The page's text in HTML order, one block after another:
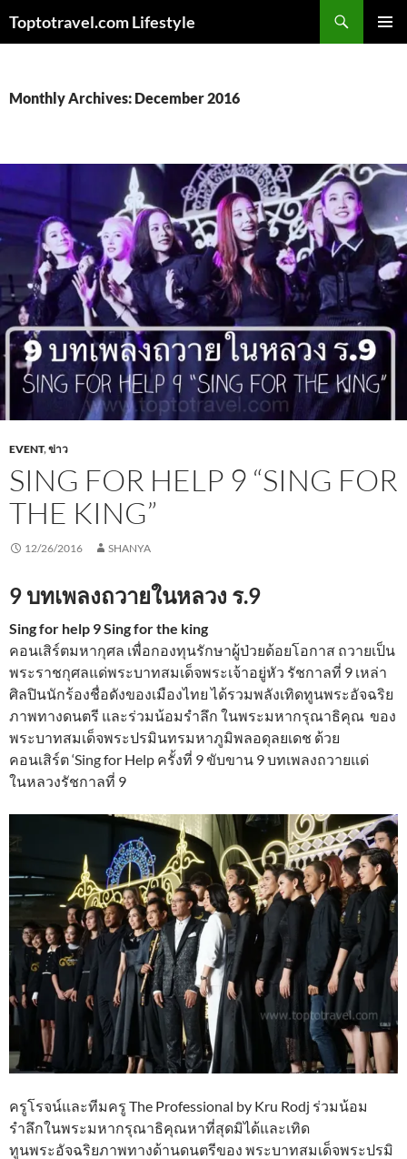
Toptotravel.com Lifestyle
Monthly Archives: December 2016
EVENT,ข่าว
SING FOR HELP 9 “SING FOR
THE KING”
12/26/2016 SHANYA
9 บทเพลงถวายในหลวง ร.9
Sing for help 9 Sing for the king
คอนเสิร์ตมหากุศล เพื่อกองทุนรักษาผู้ป่วยด้อยโอกาส ถวายเป็น
พระราชกุศลแด่พระบาทสมเด็จพระเจ้าอยู่หัว รัชกาลที่ 9 เหล่า
ศิลปินนักร้องชื่อดังของเมืองไทย ได้รวมพลังเทิดทูนพระอัจฉริย
ภาพทางดนตรี และร่วมน้อมรำลึก ในพระมหากรุณาธิคุณ ของ
พระบาทสมเด็จพระปรมินทรมหาภูมิพลอดุลยเดช ด้วย
คอนเสิร์ต ‘Sing for Help ครั้งที่ 9 ขับขาน 9 บทเพลงถวายแด่
ในหลวงรัชกาลที่ 9
ครูโรจน์และทีมครู The Professional by Kru Rodj ร่วมน้อม
รำลึกในพระมหากรุณาธิคุณหาที่สุดมิได้และเทิด
ทูนพระอัจฉริยภาพทางด้านดนตรีของ พระบาทสมเด็จพระปรมิ